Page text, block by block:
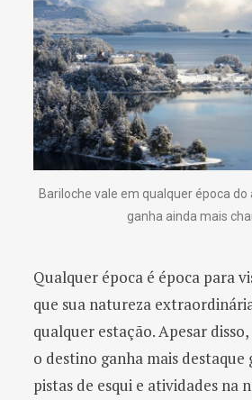
Bariloche vale em qualquer época do
ganha ainda mais
Qualquer época é época para
que sua natureza
qualquer estação. Apesar
o destino ganha mais destaque
pistas de esqui e atividades na